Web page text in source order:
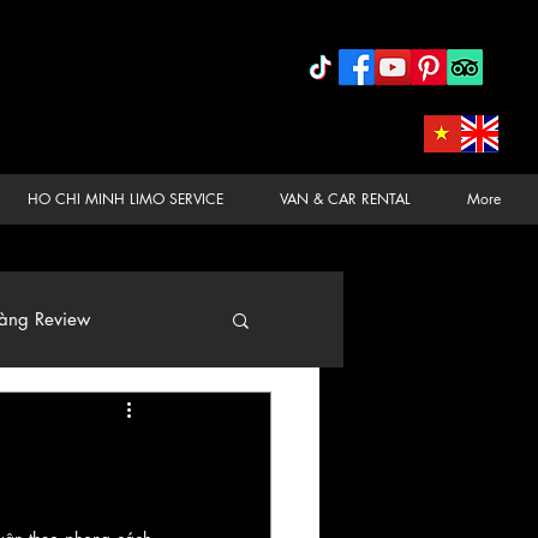
HO CHI MINH LIMO SERVICE VAN & CAR RENTAL More
Review